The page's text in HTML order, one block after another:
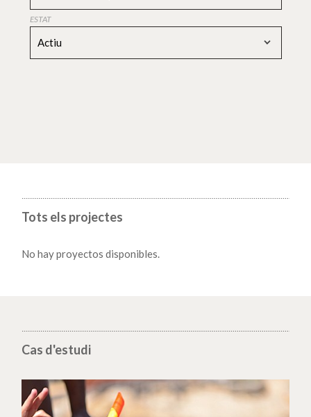
ESTAT
Actiu
Tots els projectes
No hay proyectos disponibles.
Cas d'estudi